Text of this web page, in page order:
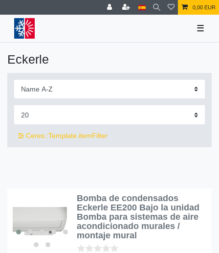
0,00 EUR
☰
Eckerle
Ceres::Template.itemFilter
Bomba de condensados
Eckerle EE200 Bajo la unidad
Bomba para sistemas de aire
acondicionado murales /
montaje mural